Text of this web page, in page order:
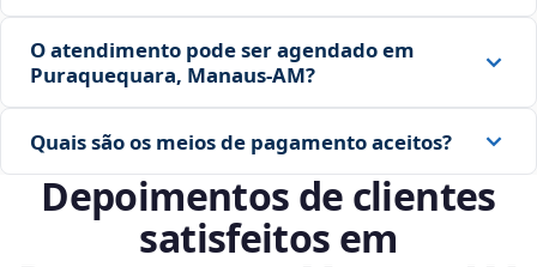
O atendimento pode ser agendado em
Puraquequara, Manaus‑AM?
Quais são os meios de pagamento aceitos?
Depoimentos de clientes
satisfeitos em